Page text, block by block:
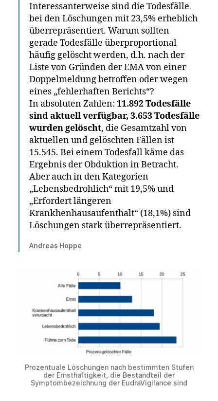
Interessanterweise sind die Todesfälle
bei den Löschungen mit 23,5% erheblich
überrepräsentiert. Warum sollten
gerade Todesfälle überproportional
häufig gelöscht werden, d.h. nach der
Liste von Gründen der EMA von einer
Doppelmeldung betroffen oder wegen
eines „fehlerhaften Berichts“?
In absoluten Zahlen: 11.892 Todesfälle
sind aktuell verfügbar, 3.653 Todesfälle
wurden gelöscht, die Gesamtzahl von
aktuellen und gelöschten Fällen ist
15.545. Bei einem Todesfall käme das
Ergebnis der Obduktion in Betracht.
Aber auch in den Kategorien
„Lebensbedrohlich“ mit 19,5% und
„Erfordert längeren
Krankhenhausaufenthalt“ (18,1%) sind
Löschungen stark überrepräsentiert.
Andreas Hoppe
Prozentuale Löschungen nach bestimmten Stufen
der Ernsthaftigkeit, die Bestandteil der
Symptombezeichnung der EudraVigilance sind